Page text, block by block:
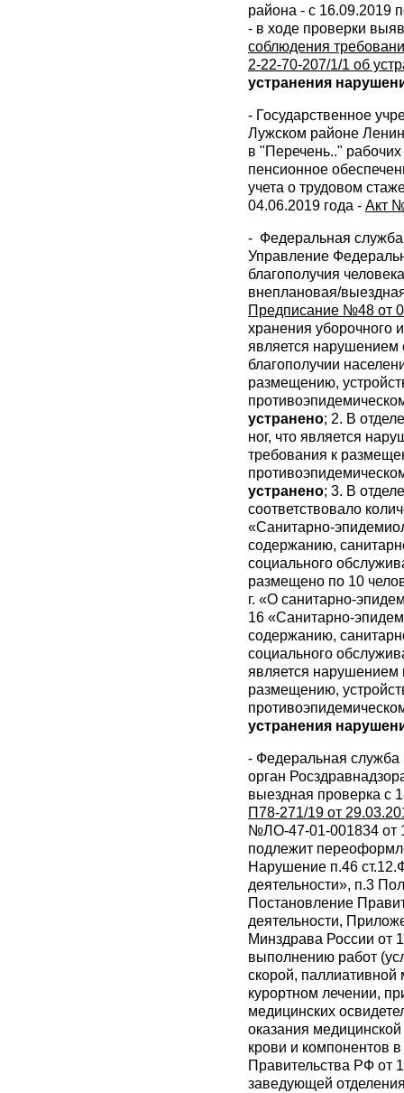
района - с 16.09.2019
- в ходе проверки
соблюдения
2-22-70-207/1/1 об
устранения
- Государственное
Лужском районе
в "Перечень.."
пенсионное
учета о трудовом
04.06.2019 года - Акт
- Федеральная служба
Управление
благополучия
внеплановая/
Предписание №48 от
хранения уборочного
является нарушением
благополучии
размещению,
устранено; 2. В
ног, что является
требования к
устранено; 3. В
соответствовало
«Санитарно-
содержанию,
социального
размещено по 10
г. «О санитарно-
16 «Санитарно-
содержанию,
социального
является нарушением
размещению,
устранения
- Федеральная служба
орган
выездная проверка с
П78-271/19 от
№ЛО-47-01-001834 от
подлежит
Нарушение п.46
деятельности», п.3
Постановление
деятельности,
Минздрава России от
выполнению работ
скорой,
курортном лечении,
медицинских
оказания
крови и компонентов
Правительства РФ от
заведующей